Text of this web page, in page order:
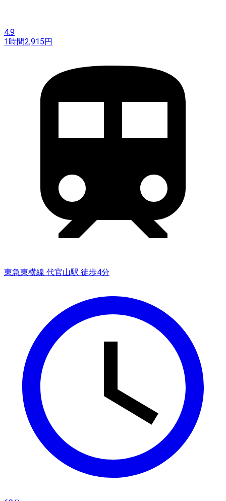
4.9
1時間2,915円
東急東横線 代官山駅 徒歩4分